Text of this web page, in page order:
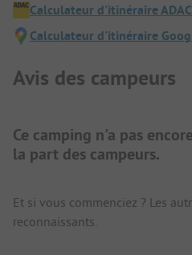
Calculateur d'itinéraire ADAC
Calculateur d'itinéraire
Avis des campeurs
Ce camping n'a pas
la part des campeurs.
Et si vous commenciez ? Les
reconnaissants.